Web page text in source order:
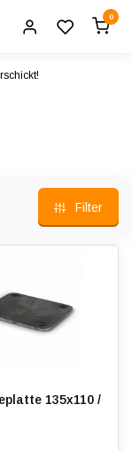
0
Filter
135x110 /